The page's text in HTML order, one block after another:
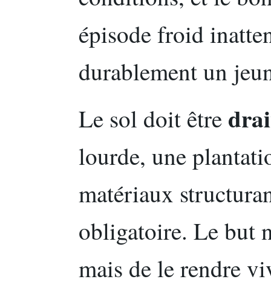
épisode froid
durablement un
Le sol doit être
lourde, une
matériaux
obligatoire. Le but
mais de le rendre